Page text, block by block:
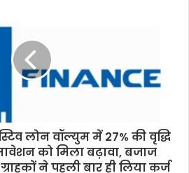
लोन वॉल्युम में 27% की वृद्धि
को मिला बढ़ावा, बजाज
ने पहली बार ही लिया कर्ज